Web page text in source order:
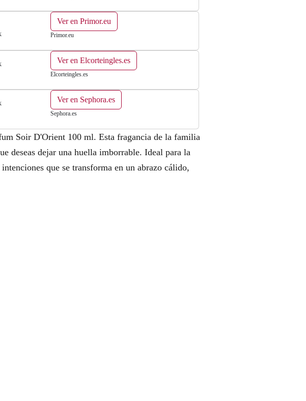
Ver en Primor.eu
Primor.eu
Ver en Elcorteingles.es
Elcorteingles.es
Ver en Sephora.es
Sephora.es
Soir D'Orient 100 ml. Esta fragancia de la familia
deseas dejar una huella imborrable. Ideal para la
que se transforma en un abrazo cálido,